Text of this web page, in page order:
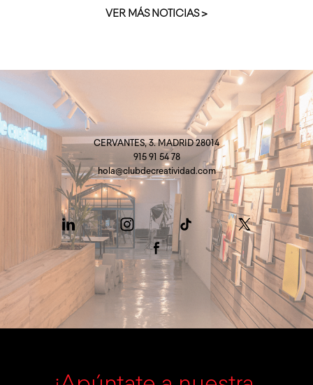
VER MÁS NOTICIAS >
CERVANTES, 3. MADRID 28014
915 91 54 78
hola@clubdecreatividad.com